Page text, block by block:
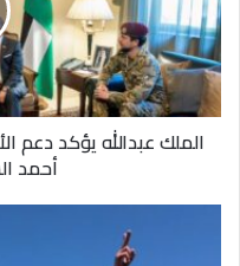
الرئيس السيسي
محمد عبد الللطيف
منظومة التعليم
الأردن
لإعادة
إعمار
سوريا
خلال
لقاءالملك عبدالله يؤكد دعم
أحمد